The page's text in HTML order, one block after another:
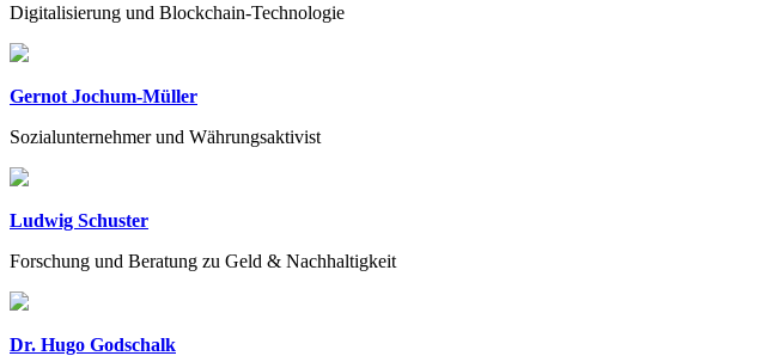
Digitalisierung und Blockchain-Technologie
Gernot Jochum-Müller
Sozialunternehmer und Währungsaktivist
Ludwig Schuster
Forschung und Beratung zu Geld & Nachhaltigkeit
Dr. Hugo Godschalk